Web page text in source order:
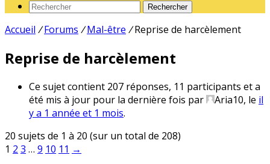
Rechercher
Accueil / Forums / Mal-être / Reprise de harcèlement
Reprise de harcèlement
Ce sujet contient 207 réponses, 11 participants et a
été mis à jour pour la dernière fois par
Aria10, le il
y a 1 année et 1 mois.
20 sujets de 1 à 20 (sur un total de 208)
1 2 3 … 9 10 11 →